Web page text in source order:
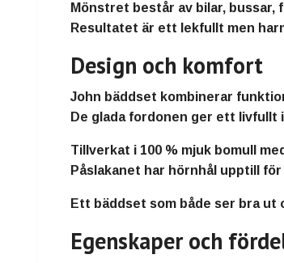
Mönstret består av bilar, bussar,
Resultatet är ett lekfullt men
Design och komfort
John bäddset kombinerar
De glada fordonen ger ett
Tillverkat i 100 % mjuk bomull
Påslakanet har hörnhål upptill för
Ett bäddset som både ser bra
Egenskaper och